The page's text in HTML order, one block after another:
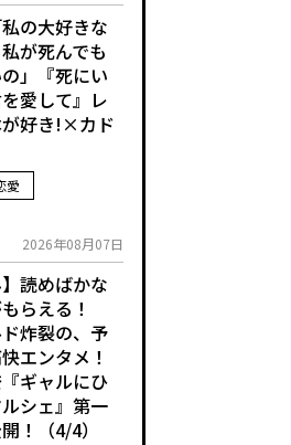
私の大好きな
が死んでも
」――『死にい
愛して』レ
が好き!×カド
愛
2026年08月07日
】読めばかな
らえる！
炸裂の、予
エンタメ！
ギャルにひ
シェ』第一
！（4/4）